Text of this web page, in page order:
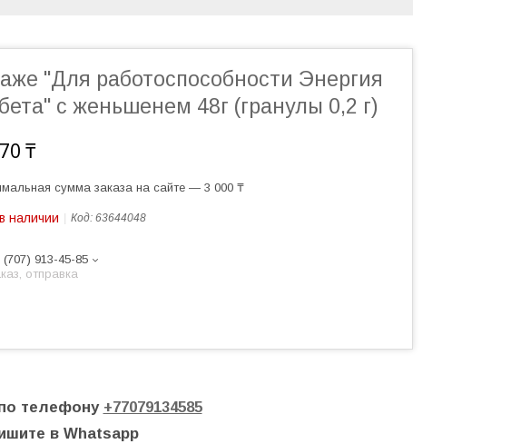
"Для работоспособности Энергия
с женьшенем 48г (гранулы 0,2 г)
₸
сумма заказа на сайте — 3 000 ₸
наличии Код: 63644048
(707) 913-45-85
отправка
телефону +77079134585
в Whatsapp